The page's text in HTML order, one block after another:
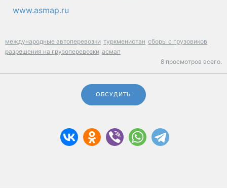
www.asmap.ru
международные автоперевозки туркменистан сборы с грузовиков
разрешения на грузоперевозки асмап
8 просмотров всего.
ОБСУДИТЬ